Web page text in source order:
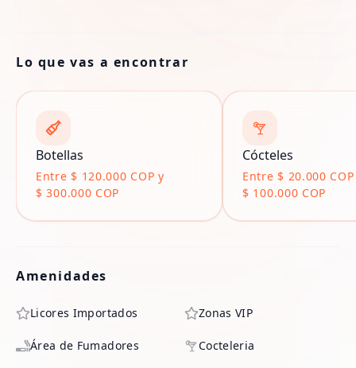
Lo que vas a encontrar
Botellas
Entre $ 120.000 COP y
$ 300.000 COP
Cócteles
Entre $ 20.000
$ 100.000 COP
Amenidades
Licores Importados Zonas VIP
Área de Fumadores Cocteleria